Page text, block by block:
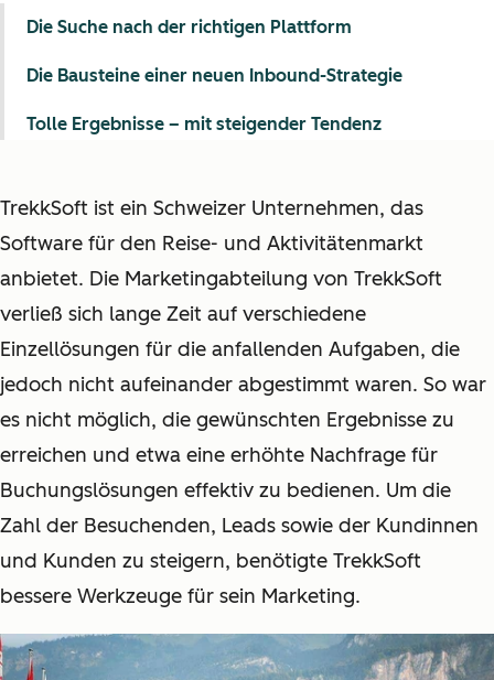
TrekkSoft ist ein Schweizer Unternehmen, das
Software für den Reise- und Aktivitätenmarkt
anbietet. Die Marketingabteilung von TrekkSoft
verließ sich lange Zeit auf verschiedene
Einzellösungen für die anfallenden Aufgaben, die
jedoch nicht aufeinander abgestimmt waren. So war
es nicht möglich, die gewünschten Ergebnisse zu
erreichen und etwa eine erhöhte Nachfrage für
Buchungslösungen effektiv zu bedienen. Um die
Zahl der Besuchenden, Leads sowie der Kundinnen
und Kunden zu steigern, benötigte TrekkSoft
bessere Werkzeuge für sein Marketing.
Die Suche nach der richtigen Plattform
Die Bausteine einer neuen Inbound-Strategie
Tolle Ergebnisse – mit steigender Tendenz